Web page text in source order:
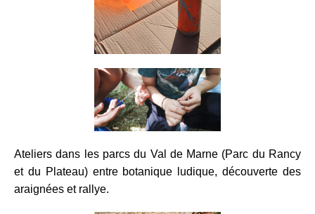
Ateliers dans les parcs du Val de Marne (Parc du Rancy
et du Plateau) entre botanique ludique, découverte des
araignées et rallye.